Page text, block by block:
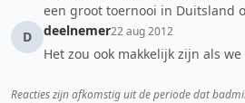
een groot toernooi in Duitsland
D
deelnemer22 aug 2012
Het zou ook makkelijk zijn als
Reacties zijn afkomstig uit de periode dat